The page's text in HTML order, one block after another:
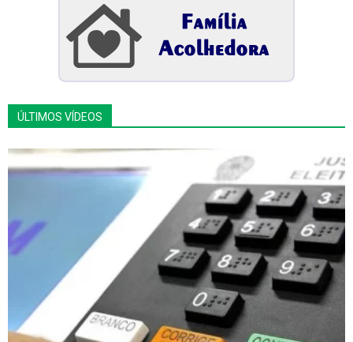
ÚLTIMOS VÍDEOS